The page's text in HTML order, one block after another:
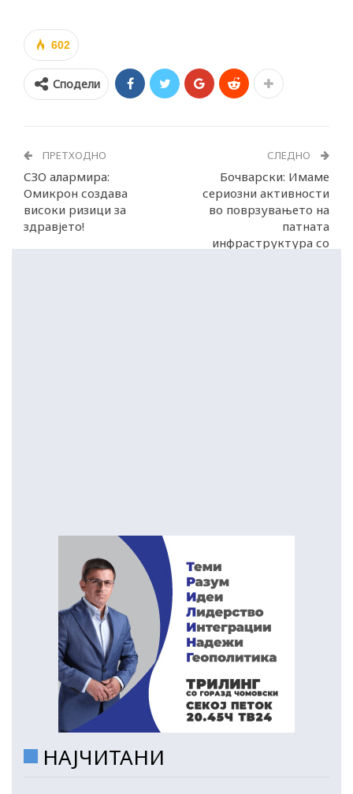
602
Сподели
ПРЕТХОДНО
СЗО алармира:
Омикрон создава
високи ризици за
здравјето!
СЛЕДНО
Бочварски: Имаме
сериозни активности
во поврзувањето на
патната
инфраструктура со
НАЈЧИТАНИ